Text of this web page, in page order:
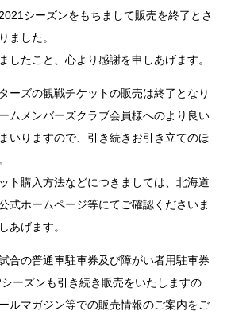
シーズンをもちまして販売を終了とさ
ました。
したこと、心より感謝を申しあげます。
ーズの観戦チケットの販売は終了となり
ムメンバーズクラブ会員様へのより良い
いりますので、引き続きお引き立てのほ
ト購入方法などにつきましては、北海道
式ホームページ等にてご確認くださいま
あげます。
合の普通車駐車券及び障がい者用駐車券
ーズンも引き続き販売をいたしますの
ルマガジン等での販売情報のご案内をご